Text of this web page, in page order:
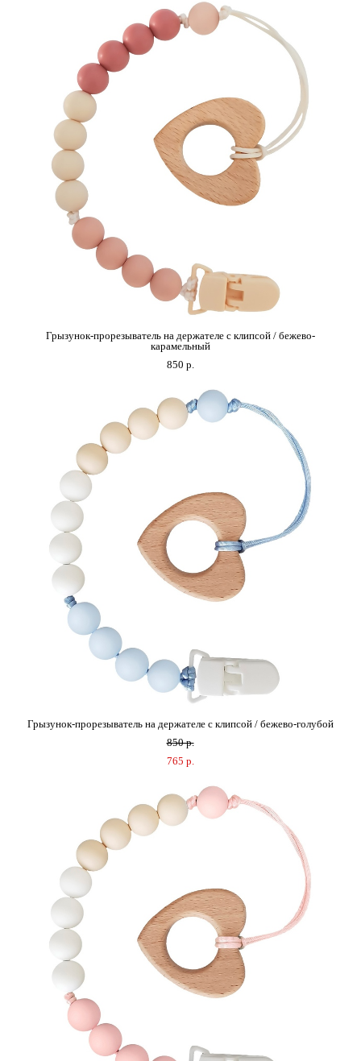
Грызунок-прорезыватель на держателе с клипсой / бежево-
карамельный
850 p.
Грызунок-прорезыватель на держателе с клипсой / бежево-голубой
850 p.
765 p.